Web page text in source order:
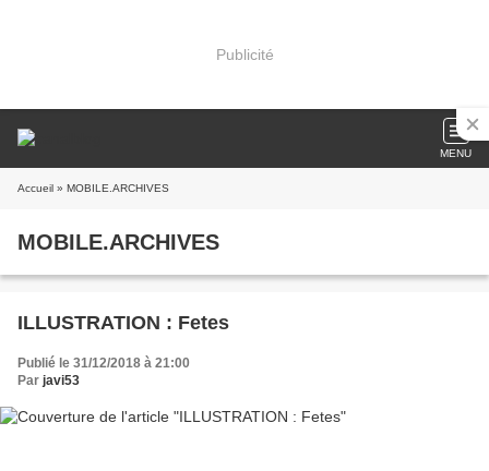
Publicité
MENU
Accueil » MOBILE.ARCHIVES
MOBILE.ARCHIVES
ILLUSTRATION : Fetes
Publié le 31/12/2018 à 21:00
Par javi53